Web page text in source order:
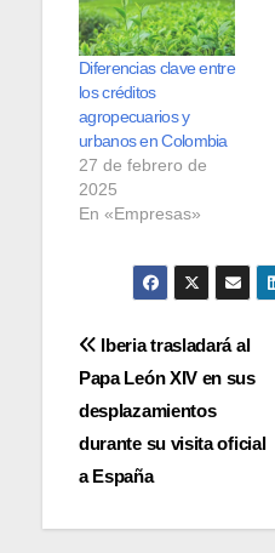
Diferencias clave entre
los créditos
agropecuarios y
urbanos en Colombia
27 de febrero de
2025
En «Empresas»
Navegación
de
entradas
Iberia trasladará al
Papa León XIV en sus
desplazamientos
durante su visita oficial
a España